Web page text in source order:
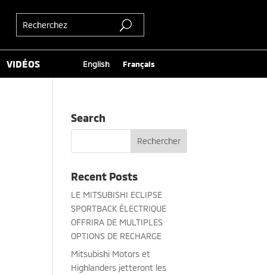
VIDÉOS English Français
Search
Recent Posts
LE MITSUBISHI ECLIPSE
SPORTBACK ÉLECTRIQUE
OFFRIRA DE MULTIPLES
OPTIONS DE RECHARGE
Mitsubishi Motors et
Highlanders jetteront les